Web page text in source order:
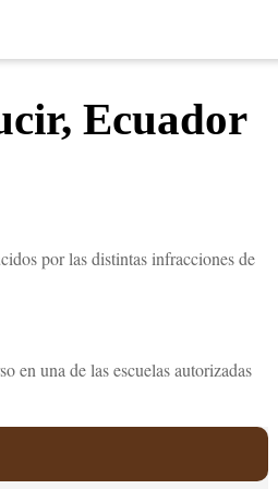
Ecuador
por las distintas infracciones de
en una de las escuelas autorizadas